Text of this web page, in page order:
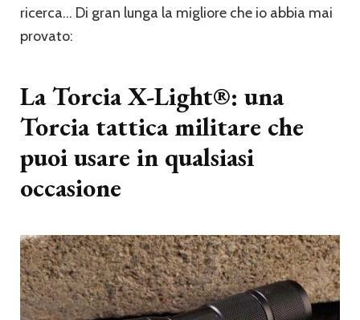
ricerca… Di gran lunga la migliore che io abbia mai
provato:
La Torcia X-Light®: una
Torcia tattica militare che
puoi usare in qualsiasi
occasione